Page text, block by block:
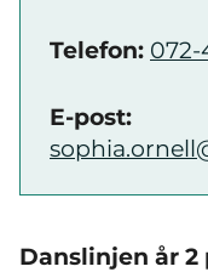
Telefon: 072-
E-post:
Danslinjen år 2